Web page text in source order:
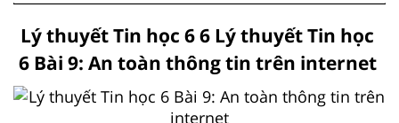
Lý thuyết Tin học 6 6 Lý thuyết Tin học
6 Bài 9: An toàn thông tin trên internet